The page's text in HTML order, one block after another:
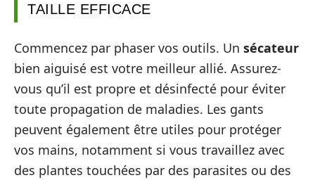
TAILLE EFFICACE
Commencez par phaser vos outils. Un sécateur
bien aiguisé est votre meilleur allié. Assurez-
vous qu’il est propre et désinfecté pour éviter
toute propagation de maladies. Les gants
peuvent également être utiles pour protéger
vos mains, notamment si vous travaillez avec
des plantes touchées par des parasites ou des